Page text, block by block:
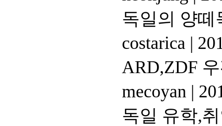
독일의 양떼
costarica |
ARD,ZDF
mecoyan |
독일 유학,